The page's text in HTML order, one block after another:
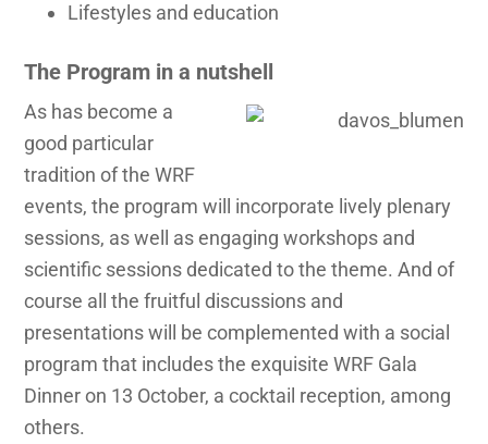
Lifestyles and education
The Program in a nutshell
As has become a
good particular
tradition of the WRF
events, the program will incorporate lively plenary
sessions, as well as engaging workshops and
scientific sessions dedicated to the theme. And of
course all the fruitful discussions and
presentations will be complemented with a social
program that includes the exquisite WRF Gala
Dinner on 13 October, a cocktail reception, among
others.